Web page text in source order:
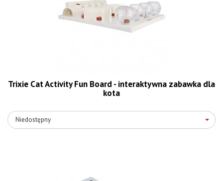
Trixie Cat Activity Fun Board - interaktywna zabawka dla
kota
Niedostępny